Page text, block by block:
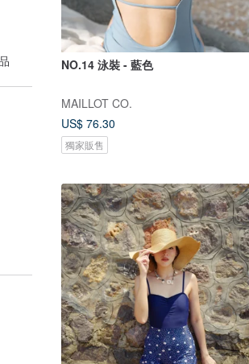
NO.14 泳裝 - 藍色
MAILLOT CO.
US$ 76.30
獨家販售